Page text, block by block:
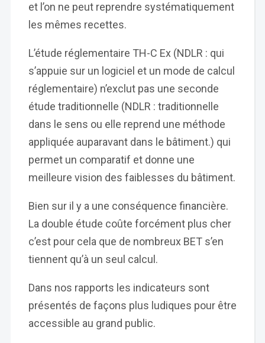
et l’on ne peut reprendre systématiquement
les mêmes recettes.
L’étude réglementaire TH-C Ex (NDLR : qui
s’appuie sur un logiciel et un mode de calcul
réglementaire) n’exclut pas une seconde
étude traditionnelle (NDLR : traditionnelle
dans le sens ou elle reprend une méthode
appliquée auparavant dans le bâtiment.) qui
permet un comparatif et donne une
meilleure vision des faiblesses du bâtiment.
Bien sur il y a une conséquence financière.
La double étude coûte forcément plus cher
c’est pour cela que de nombreux BET s’en
tiennent qu’à un seul calcul.
Dans nos rapports les indicateurs sont
présentés de façons plus ludiques pour être
accessible au grand public.